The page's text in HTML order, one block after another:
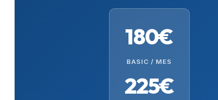
180€
BASIC / MES
225€